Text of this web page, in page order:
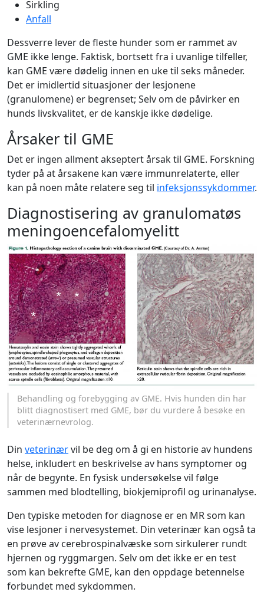
Sirkling
Anfall
Dessverre lever de fleste hunder som er rammet av
GME ikke lenge. Faktisk, bortsett fra i uvanlige tilfeller,
kan GME være dødelig innen en uke til seks måneder.
Det er imidlertid situasjoner der lesjonene
(granulomene) er begrenset; Selv om de påvirker en
hunds livskvalitet, er de kanskje ikke dødelige.
Årsaker til GME
Det er ingen allment akseptert årsak til GME. Forskning
tyder på at årsakene kan være immunrelaterte, eller
kan på noen måte relatere seg til infeksjonssykdommer.
Diagnostisering av granulomatøs
meningoencefalomyelitt
Behandling og forebygging av GME. Hvis hunden din har
blitt diagnostisert med GME, bør du vurdere å besøke en
veterinærnevrolog.
Din veterinærvil be deg om å gi en historie av hundens
helse, inkludert en beskrivelse av hans symptomer og
når de begynte. En fysisk undersøkelse vil følge
sammen med blodtelling, biokjemiprofil og urinanalyse.
Den typiske metoden for diagnose er en MR som kan
vise lesjoner i nervesystemet. Din veterinær kan også ta
en prøve av cerebrospinalvæske som sirkulerer rundt
hjernen og ryggmargen. Selv om det ikke er en test
som kan bekrefte GME, kan den oppdage betennelse
forbundet med sykdommen.